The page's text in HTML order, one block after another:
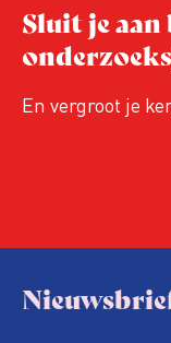
Sluit je
En vergroot je